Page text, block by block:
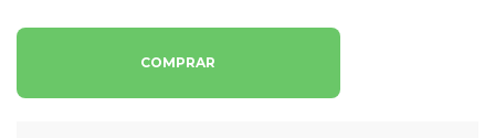
COMPRAR